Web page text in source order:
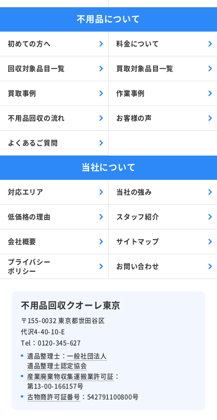
不用品回収クオーレ東京
〒155-0032 東京都世田谷区
代沢4-40-10-E
Tel：0120-345-627
遺品整理士：一般社団法人
遺品整理士認定協会
産業廃棄物収集運搬業許可証 ：
第13-00-166157号
古物商許可証番号 ：542791100800号
不用品について
初めての方へ 料金について
回収対象品目一覧 買取対象品目一覧
買取事例 作業事例
不用品回収の流れ お客様の声
よくあるご質問
当社について
対応エリア 当社の強み
低価格の理由 スタッフ紹介
会社概要 サイトマップ
プライバシー
ポリシー
お問い合わせ